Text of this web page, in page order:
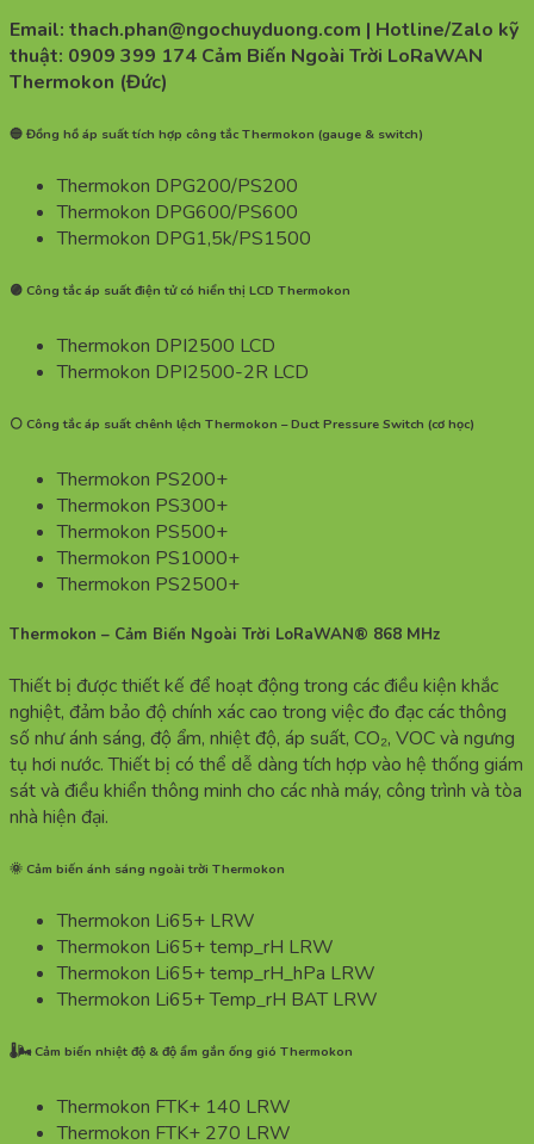
Email: thach.phan@ngochuyduong.com | Hotline/Zalo kỹ
thuật: 0909 399 174 Cảm Biến Ngoài Trời LoRaWAN
Thermokon (Đức)
🔵 Đồng hồ áp suất tích hợp công tắc Thermokon (gauge & switch)
Thermokon DPG200/PS200
Thermokon DPG600/PS600
Thermokon DPG1,5k/PS1500
🟣 Công tắc áp suất điện tử có hiển thị LCD Thermokon
Thermokon DPI2500 LCD
Thermokon DPI2500-2R LCD
⚪ Công tắc áp suất chênh lệch Thermokon – Duct Pressure Switch (cơ học)
Thermokon PS200+
Thermokon PS300+
Thermokon PS500+
Thermokon PS1000+
Thermokon PS2500+
Thermokon – Cảm Biến Ngoài Trời LoRaWAN® 868 MHz
Thiết bị được thiết kế để hoạt động trong các điều kiện khắc
nghiệt, đảm bảo độ chính xác cao trong việc đo đạc các thông
số như ánh sáng, độ ẩm, nhiệt độ, áp suất, CO₂, VOC và ngưng
tụ hơi nước. Thiết bị có thể dễ dàng tích hợp vào hệ thống giám
sát và điều khiển thông minh cho các nhà máy, công trình và tòa
nhà hiện đại.
🌞 Cảm biến ánh sáng ngoài trời Thermokon
Thermokon Li65+ LRW
Thermokon Li65+ temp_rH LRW
Thermokon Li65+ temp_rH_hPa LRW
Thermokon Li65+ Temp_rH BAT LRW
🌡️🌬️ Cảm biến nhiệt độ & độ ẩm gắn ống gió Thermokon
Thermokon FTK+ 140 LRW
Thermokon FTK+ 270 LRW